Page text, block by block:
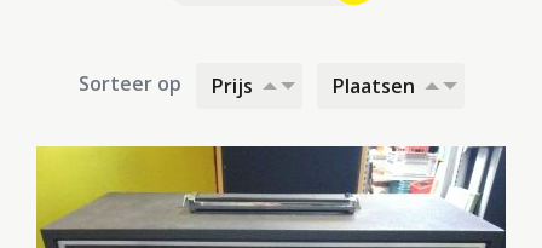
Sorteer op Prijs Plaatsen